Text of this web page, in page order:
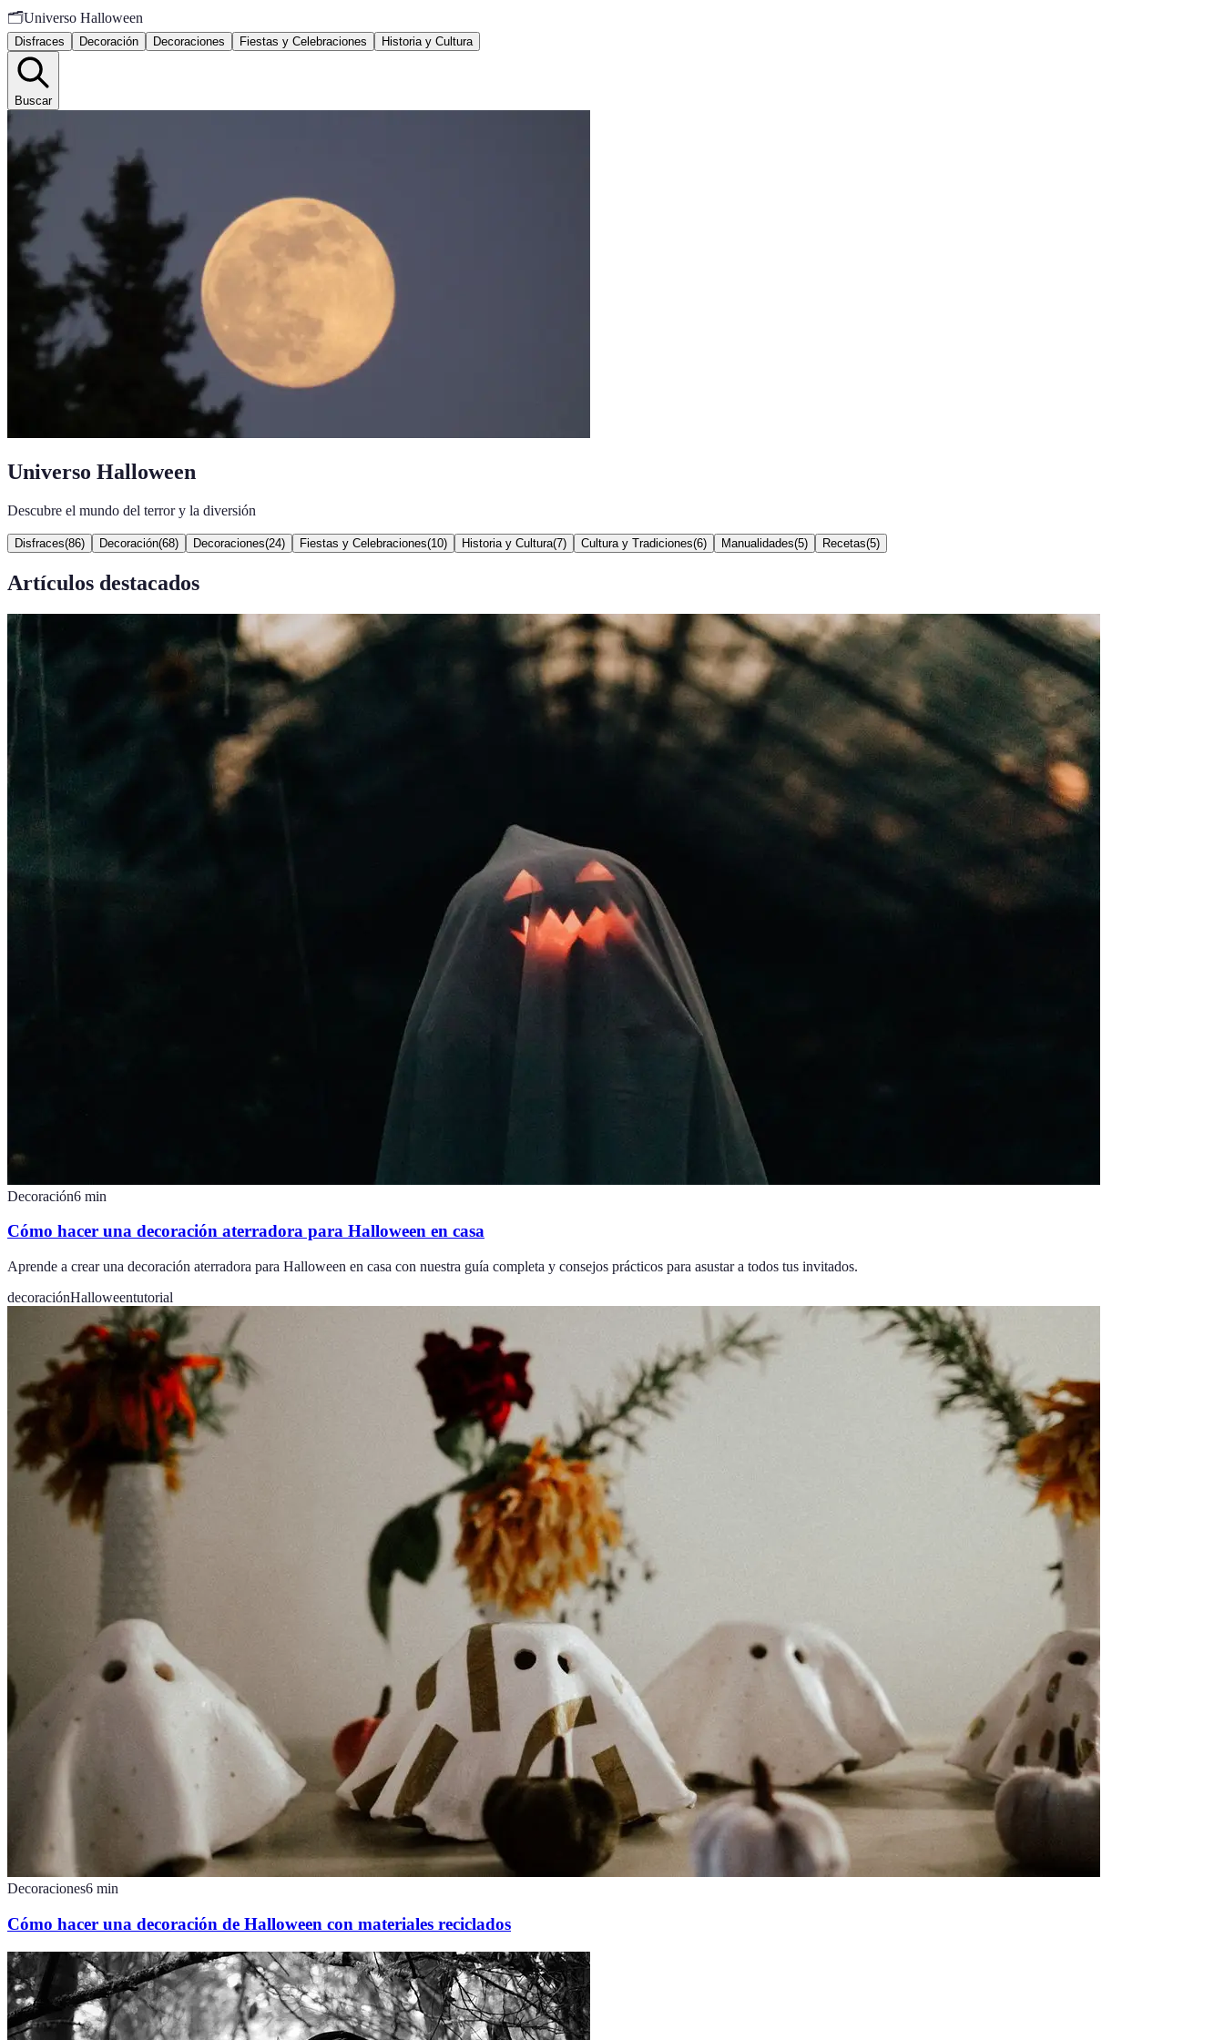
🗂️Universo Halloween
Disfraces Decoración Decoraciones Fiestas y Celebraciones Historia y Cultura
Buscar
Universo Halloween
Descubre el mundo del terror y la diversión
Disfraces(86) Decoración(68) Decoraciones(24) Fiestas y Celebraciones(10) Historia y Cultura(7) Cultura y Tradiciones(6) Manualidades(5) Recetas(5)
Artículos destacados
Decoración6 min
Cómo hacer una decoración aterradora para Halloween en casa
Aprende a crear una decoración aterradora para Halloween en casa con nuestra guía completa y consejos prácticos para asustar a todos tus invitados.
decoraciónHalloweentutorial
Decoraciones6 min
Cómo hacer una decoración de Halloween con materiales reciclados